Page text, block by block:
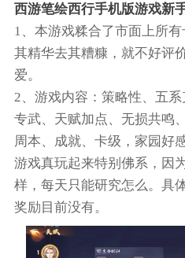
西游笔绘西行手机版游戏新
1、本游戏糅合了市面上所
其精华去其糟糠，就不好评
爱。
2、游戏内容：策略性、五系
专武、天赋加点、无损共鸣
周本、成就、卡级，家园好
游戏真玩起来特别佛系，因
样，每天只能研究怎么。具
奖励目前没有。